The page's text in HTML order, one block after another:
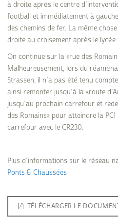
à droite après le centre
football et immédiatement à
des chemins de fer. La même
droite au croisement après le lycée
On continue sur la «rue des
Malheureusement, lors du
Strassen, il n’a pas été tenu
ainsi remonter jusqu’à la «route
jusqu’au prochain carrefour et
des Romains» pour atteindre la
carrefour avec le CR230.
Plus d’informations sur le réseau
Ponts & Chaussées
TÉLÉCHARGER LE